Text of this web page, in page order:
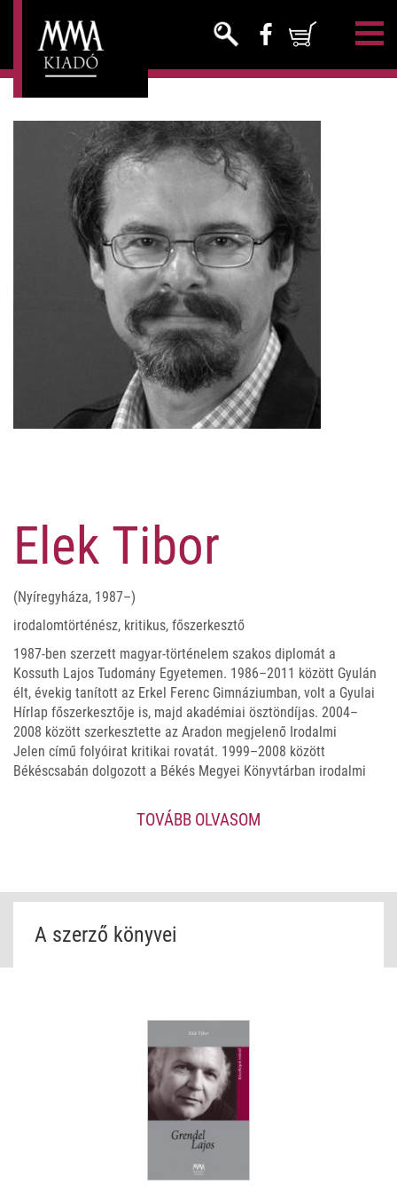
Elek Tibor
(Nyíregyháza, 1987–)
irodalomtörténész, kritikus, főszerkesztő
1987-ben szerzett magyar-történelem szakos diplomát a
Kossuth Lajos Tudomány Egyetemen. 1986–2011 között Gyulán
élt, évekig tanított az Erkel Ferenc Gimnáziumban, volt a Gyulai
Hírlap főszerkesztője is, majd akadémiai ösztöndíjas. 2004–
2008 között szerkesztette az Aradon megjelenő Irodalmi
Jelen című folyóirat kritikai rovatát. 1999–2008 között
Békéscsabán dolgozott a Békés Megyei Könyvtárban irodalmi
munkahelye, a Bárka kiadója, a Békéscsabai Jókai Színház.
Megalakulása óta (1999) elnöke a Körös Irodalmi Társaságnak.
irodalmi lapokban, fő kutatási területe a kortárs magyar
irodalom határoktól függetlenül.
TOVÁBB OLVASOM
A szerző könyvei